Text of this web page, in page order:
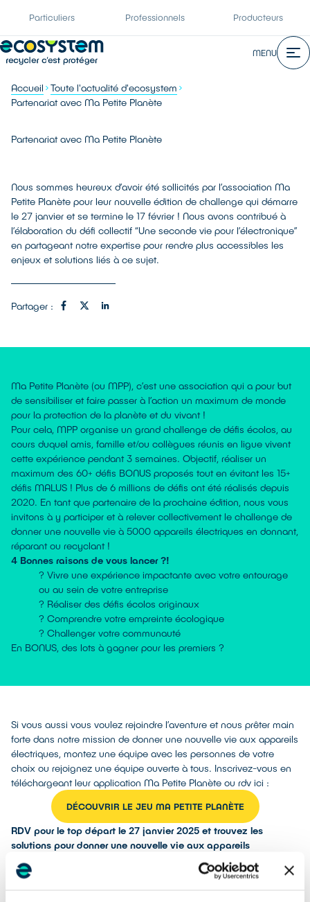
Particuliers Professionnels Producteurs
MENU
Accueil
Toute l'actualité d'ecosystem
Partenariat avec Ma Petite Planète
Partenariat avec Ma Petite Planète
Nous sommes heureux d’avoir été sollicités par l’association Ma
Petite Planète pour leur nouvelle édition de challenge qui démarre
le 27 janvier et se termine le 17 février ! Nous avons contribué à
l’élaboration du défi collectif “Une seconde vie pour l’électronique”
en partageant notre expertise pour rendre plus accessibles les
enjeux et solutions liés à ce sujet.
Partager :
Ma Petite Planète (ou MPP), c’est une association qui a pour but
de sensibiliser et faire passer à l’action un maximum de monde
pour la protection de la planète et du vivant !
Pour cela, MPP organise un grand challenge de défis écolos, au
cours duquel amis, famille et/ou collègues réunis en ligue vivent
cette expérience pendant 3 semaines. Objectif, réaliser un
maximum des 60+ défis BONUS proposés tout en évitant les 15+
défis MALUS ! Plus de 6 millions de défis ont été réalisés depuis
2020. En tant que partenaire de la prochaine édition, nous vous
invitons à y participer et à relever collectivement le challenge de
donner une nouvelle vie à 5000 appareils électriques en donnant,
réparant ou recyclant !
4 Bonnes raisons de vous lancer ?!
? Vivre une expérience impactante avec votre entourage
ou au sein de votre entreprise
? Réaliser des défis écolos originaux
? Comprendre votre empreinte écologique
? Challenger votre communauté
En BONUS, des lots à gagner pour les premiers ?
Si vous aussi vous voulez rejoindre l’aventure et nous prêter main
forte dans notre mission de donner une nouvelle vie aux appareils
électriques, montez une équipe avec les personnes de votre
choix ou rejoignez une équipe ouverte à tous. Inscrivez-vous en
téléchargeant leur application Ma Petite Planète ou rdv ici :
DÉCOUVRIR LE JEU MA PETITE PLANÈTE
RDV pour le top départ le 27 janvier 2025 et trouvez les
solutions pour donner une nouvelle vie aux appareils
? Points de collecte pour donner et recycler :Donner ou